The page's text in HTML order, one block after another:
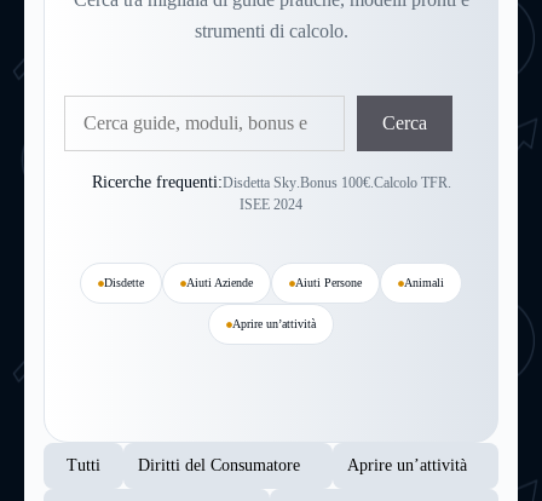
strumenti di calcolo.
Cerca
Ricerche frequenti:Disdetta Sky.Bonus 100€.Calcolo TFR.
ISEE 2024
Disdette Aiuti Aziende Aiuti Persone Animali
Aprire un’attività
Tutti Diritti del Consumatore Aprire un’attività